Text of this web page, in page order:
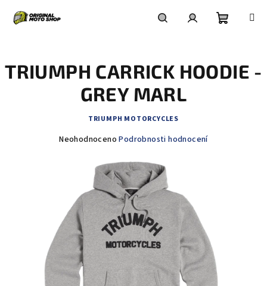
košík
TRIUMPH CARRICK HOODIE -
GREY MARL
TRIUMPH MOTORCYCLES
Průměrné
hvězdiček.
Neohodnoceno Podrobnosti hodnocení